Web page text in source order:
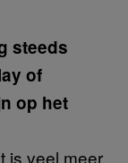
steeds
of
op het
is veel meer